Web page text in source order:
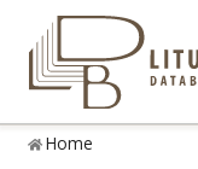
Home